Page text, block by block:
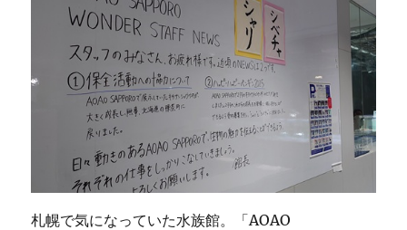
札幌で気になっていた水族館。「AOAO